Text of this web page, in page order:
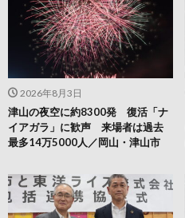
2026年8月3日
津山の夜空に約8300発 復活「ナ
イアガラ」に歓声 来場者は過去
最多14万5000人／岡山・津山市